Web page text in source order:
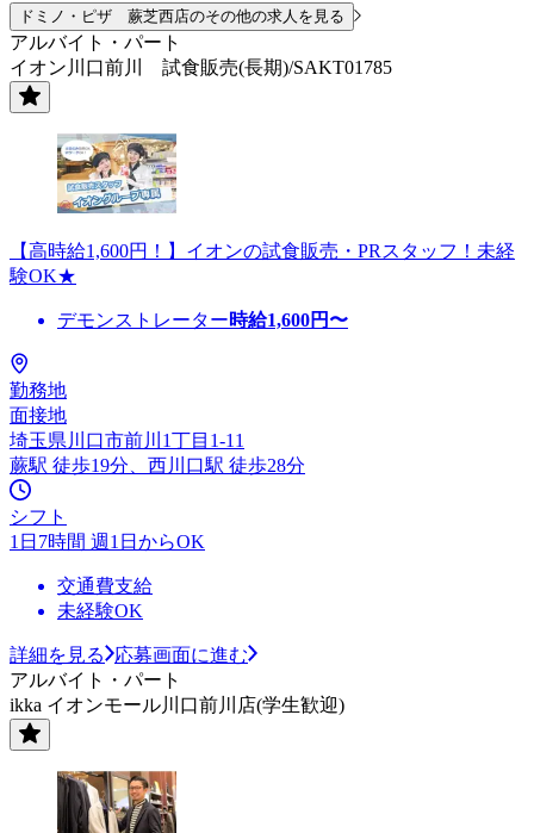
ドミノ・ピザ 蕨芝西店のその他の求人を見る
アルバイト・パート
イオン川口前川 試食販売(長期)/SAKT01785
【高時給1,600円！】イオンの試食販売・PRスタッフ！未経
験OK★
デモンストレーター時給1,600円〜
勤務地
面接地
埼玉県川口市前川1丁目1-11
蕨駅 徒歩19分、西川口駅 徒歩28分
シフト
1日7時間 週1日からOK
交通費支給
未経験OK
詳細を見る
応募画面に進む
アルバイト・パート
ikka イオンモール川口前川店(学生歓迎)